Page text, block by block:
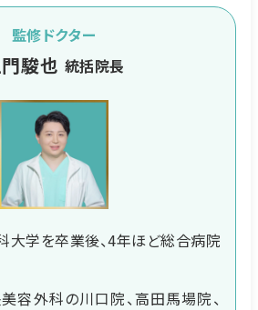
監修ドクター
駿也 統括院長
大学を卒業後、4年ほど総合病院
容外科の川口院、高田馬場院、